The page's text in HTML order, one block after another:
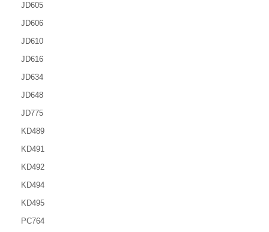
JD605
JD606
JD610
JD616
JD634
JD648
JD775
KD489
KD491
KD492
KD494
KD495
PC764